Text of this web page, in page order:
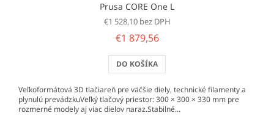
Prusa CORE One L
€1 528,10 bez DPH
€1 879,56
DO KOŠÍKA
Veľkoformátová 3D tlačiareň pre väčšie diely, technické filamenty a
plynulú prevádzkuVeľký tlačový priestor: 300 × 300 × 330 mm pre
rozmerné modely aj viac dielov naraz.Stabilné...